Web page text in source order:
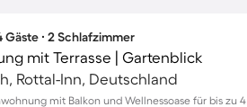
Gäste ∙ 2 Schlafzimmer
mit Terrasse | Gartenblick
Rottal-Inn, Deutschland
mit Balkon und Wellnessoase für bis zu 4